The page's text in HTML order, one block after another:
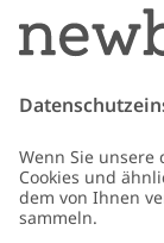
*Gilt nur für deine
oder Angeboten
überprüfe deinen